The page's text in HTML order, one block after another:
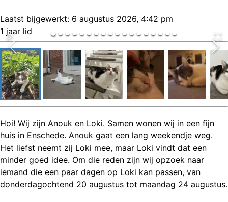
Laatst bijgewerkt: 6 augustus 2026, 4:42 pm
1 jaar lid
Hoi! Wij zijn Anouk en Loki. Samen wonen wij in een fijn
huis in Enschede. Anouk gaat een lang weekendje weg.
Het liefst neemt zij Loki mee, maar Loki vindt dat een
minder goed idee. Om die reden zijn wij opzoek naar
iemand die een paar dagen op Loki kan passen, van
donderdagochtend 20 augustus tot maandag 24 augustus.